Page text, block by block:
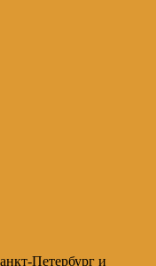
Петербург и